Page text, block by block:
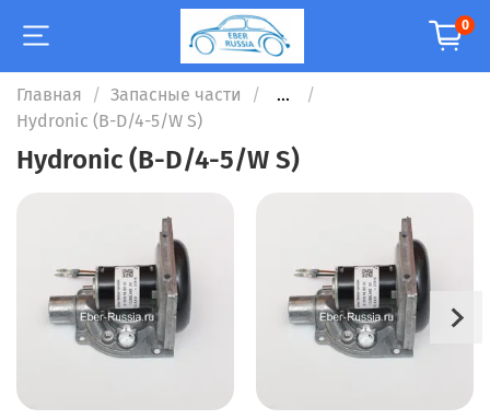
0
Главная Запасные части
...
Hydronic (B-D/4-5/W S)
Hydronic (B-D/4-5/W S)